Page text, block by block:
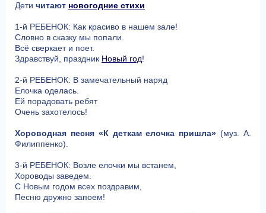
Дети читают новогодние стихи
1-й РЕБЕНОК: Как красиво в нашем зале!
Словно в сказку мы попали.
Всё сверкает и поет.
Здравствуй, праздник Новый год!
2-й РЕБЕНОК: В замечательный наряд
Елочка оделась.
Ей порадовать ребят
Очень захотелось!
Хороводная песня «К деткам елочка пришла» (муз. А.
Филиппенко).
3-й РЕБЕНОК: Возле елочки мы встанем,
Хороводы заведем.
С Новым годом всех поздравим,
Песню дружно запоем!